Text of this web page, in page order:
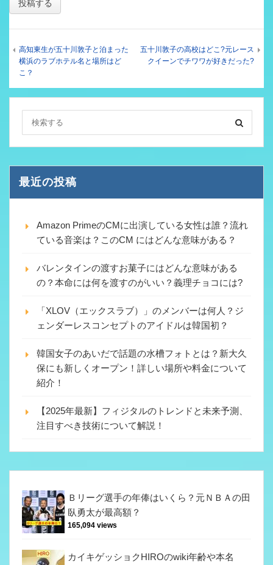
高知東生が五十川敦子と泊まった
横浜のラブホテル名と場所はど
こ？
五十川敦子の高校はどこ?元レース
クイーンでチワワが好きだった?
最近の投稿
Amazon PrimeのCMに出演している女性は誰？流れ
ている音楽は？このCM にはどんな意味がある？
バレンタインの渡すお菓子にはどんな意味がある
の？本命には何を渡すのがいい？義理チョコには?
「XLOV（エックスラブ）」のメンバーは何人？ジ
ェンダーレスコンセプトのアイドルは韓国初？
韓国女子のあいだで話題の水槽フォトとは？新大久
保にも新しくオープン！詳しい場所や料金について
紹介！
【2025年最新】フィジタルのトレンドと未来予測、
注目すべき技術について解説！
Ｂリーグ選手の年俸はいくら？元ＮＢＡの田
臥勇太が最高額？
165,094 views
カイキゲッショクHIROのwiki年齢や本名